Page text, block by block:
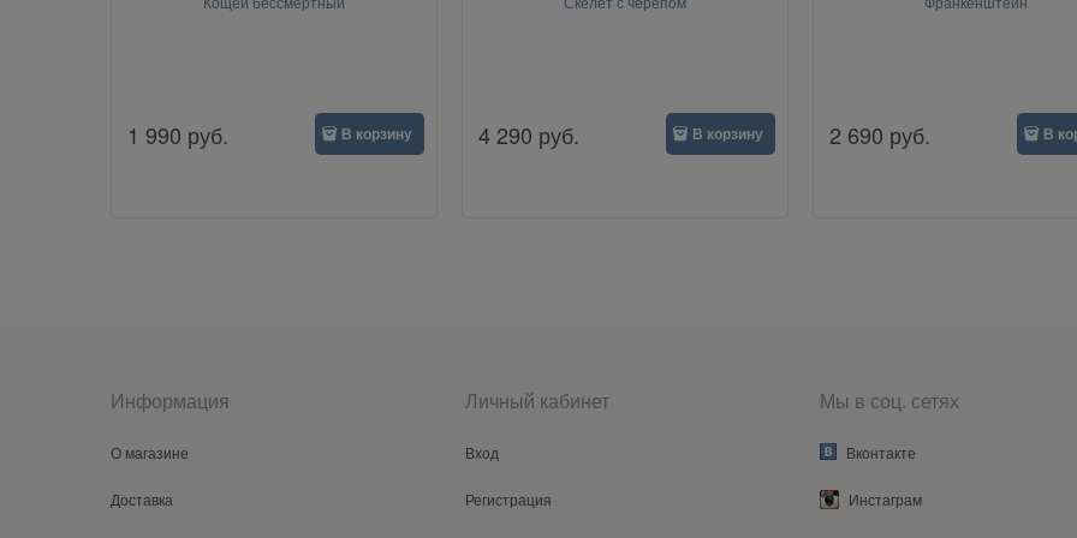
1 990 руб. В корзину 4 290 руб. В корзину 2 690 руб. В
Информация
О магазине
Доставка
Личный кабинет
Вход
Регистрация
Мы в соц. сетях
Вконтакте
Инстаграм